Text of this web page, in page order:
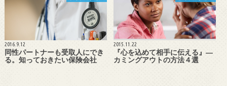
2016.9.12
同性パートナーも受取人にでき
る。知っておきたい保険会社
2015.11.22
『心を込めて相手に伝える』―
カミングアウトの方法４選